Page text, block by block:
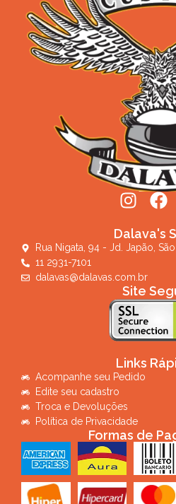
Dalava's
Rua Nigata, 94 - Jd. Japão,
11 2931-7101
dalavas@dalavas.com.br
Site
Links
Acompanhe seu Pedido
Edite seu cadastro
Troca e Devoluções
Política de Privacidade
Formas de